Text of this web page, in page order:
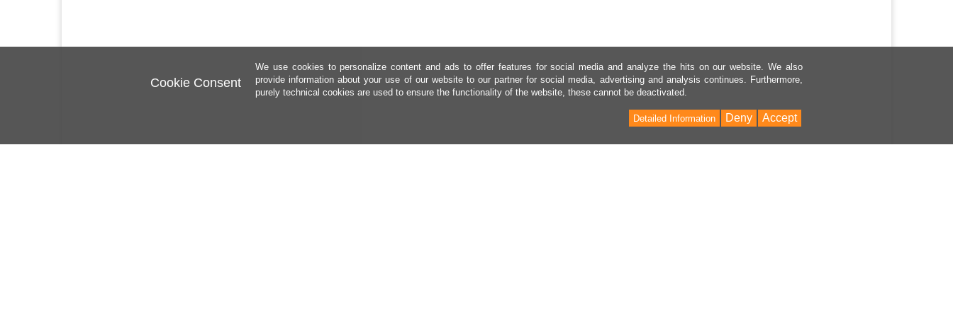
Cookie Consent
We use cookies to personalize content and ads to offer features for social media and analyze the hits on our website. We also
provide information about your use of our website to our partner for social media, advertising and analysis continues. Furthermore,
purely technical cookies are used to ensure the functionality of the website, these cannot be deactivated.
Accept
Deny
Detailed Information